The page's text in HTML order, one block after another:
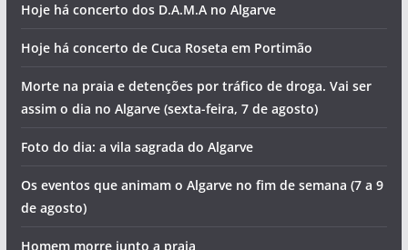
Hoje há concerto dos D.A.M.A no Algarve
Hoje há concerto de Cuca Roseta em Portimão
Morte na praia e detenções por tráfico de droga. Vai ser
assim o dia no Algarve (sexta-feira, 7 de agosto)
Foto do dia: a vila sagrada do Algarve
Os eventos que animam o Algarve no fim de semana (7 a 9
de agosto)
Homem morre junto a praia